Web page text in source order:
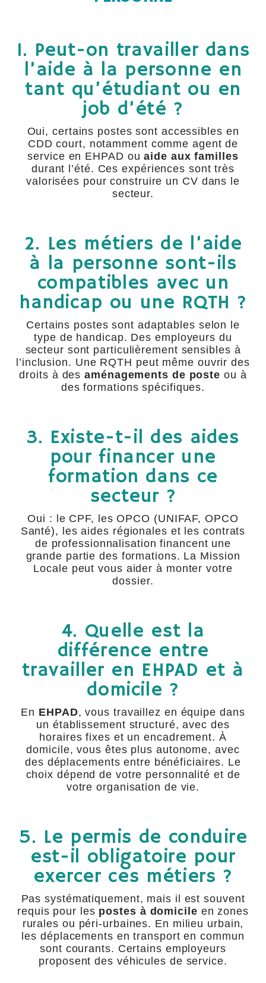
1. Peut-on travailler dans
l’aide à la personne en
tant qu’étudiant ou en
job d’été ?
Oui, certains postes sont accessibles en
CDD court, notamment comme agent de
service en EHPAD ouaide aux familles
durant l’été. Ces expériences sont très
valorisées pour construire un CV dans le
secteur.
2. Les métiers de l’aide
à la personne sont-ils
compatibles avec un
handicap ou une RQTH ?
Certains postes sont adaptables selon le
type de handicap. Des employeurs du
secteur sont particulièrement sensibles à
l’inclusion. Une RQTH peut même ouvrir des
droits à desaménagements de poste ou à
des formations spécifiques.
3. Existe-t-il des aides
pour financer une
formation dans ce
secteur ?
Oui : le CPF, les OPCO (UNIFAF, OPCO
Santé), les aides régionales et les contrats
de professionnalisation financent une
grande partie des formations. La Mission
Locale peut vous aider à monter votre
dossier.
4. Quelle est la
différence entre
travailler en EHPAD et à
domicile ?
En EHPAD, vous travaillez en équipe dans
un établissement structuré, avec des
horaires fixes et un encadrement. À
domicile, vous êtes plus autonome, avec
des déplacements entre bénéficiaires. Le
choix dépend de votre personnalité et de
votre organisation de vie.
5. Le permis de conduire
est-il obligatoire pour
exercer ces métiers ?
Pas systématiquement, mais il est souvent
requis pour les postes à domicile en zones
rurales ou péri-urbaines. En milieu urbain,
les déplacements en transport en commun
sont courants. Certains employeurs
proposent des véhicules de service.